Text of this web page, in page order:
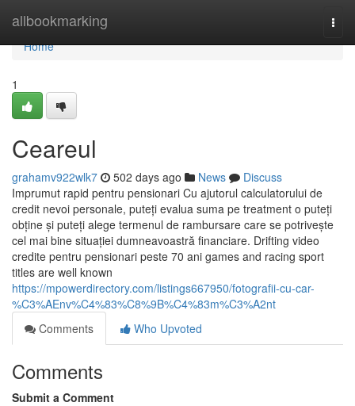
allbookmarking
Home
Home
1
Ceareul
grahamv922wlk7 502 days ago News
Discuss
Imprumut rapid pentru pensionari Cu ajutorul calculatorului de
credit nevoi personale, puteți evalua suma pe treatment o puteți
obține și puteți alege termenul de rambursare care se potrivește
cel mai bine situației dumneavoastră financiare. Drifting video
credite pentru pensionari peste 70 ani games and racing sport
titles are well known
https://mpowerdirectory.com/listings667950/fotografii-cu-car-
%C3%AEnv%C4%83%C8%9B%C4%83m%C3%A2nt
Comments
Who Upvoted
Comments
Submit a Comment